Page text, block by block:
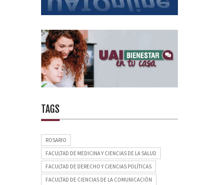
TAGS
ROSARIO
FACULTAD DE MEDICINA Y CIENCIAS DE LA SALUD
FACULTAD DE DERECHO Y CIENCIAS POLÍTICAS
FACULTAD DE CIENCIAS DE LA COMUNICACIÓN